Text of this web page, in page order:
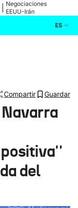
Negociaciones
EEUU-Irán
ES
Compartir Guardar
del